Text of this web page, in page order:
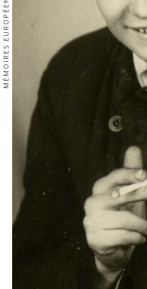
MÉMOIRES EUROPÉENNES